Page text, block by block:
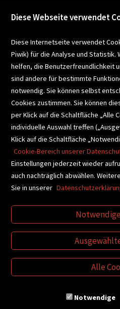
SCHULBUCHSERVICE
BUCHEMPFEHLUNGEN
BIBLIOTHEKSSERVICE
VIDEO-TIPPS
VERTRAG WIDERRUFEN
© Buchhandlung
Diese Webseite verwendet
Diese Internetseite verwendet
Piwik) für die Analyse und Statistik.
helfen, die Benutzerfreundlichkeit
sind andere für bestimmte
notwendig. Sie können selbst
Cookies zustimmen. Sie können
per Klick auf die Schaltfläche „Alle
individuelle Auswahl treffen
Klick auf die Schaltfläche
Cookie-Bereich unserer
Einstellungen jederzeit wieder
auch nachträglich abwählen.
Sie in unserer
Alle
Notwendige